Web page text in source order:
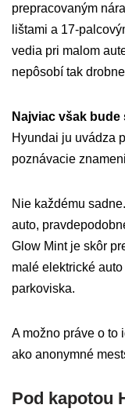
prepracovaným
lištami a 17-
vedia pri malom
nepôsobí tak
Najviac však
Hyundai ju uvádza
poznávacie
Nie každému
auto,
Glow Mint je skôr
malé elektrické
parkoviska.
A možno práve o to
ako anonymné
Pod kapotou